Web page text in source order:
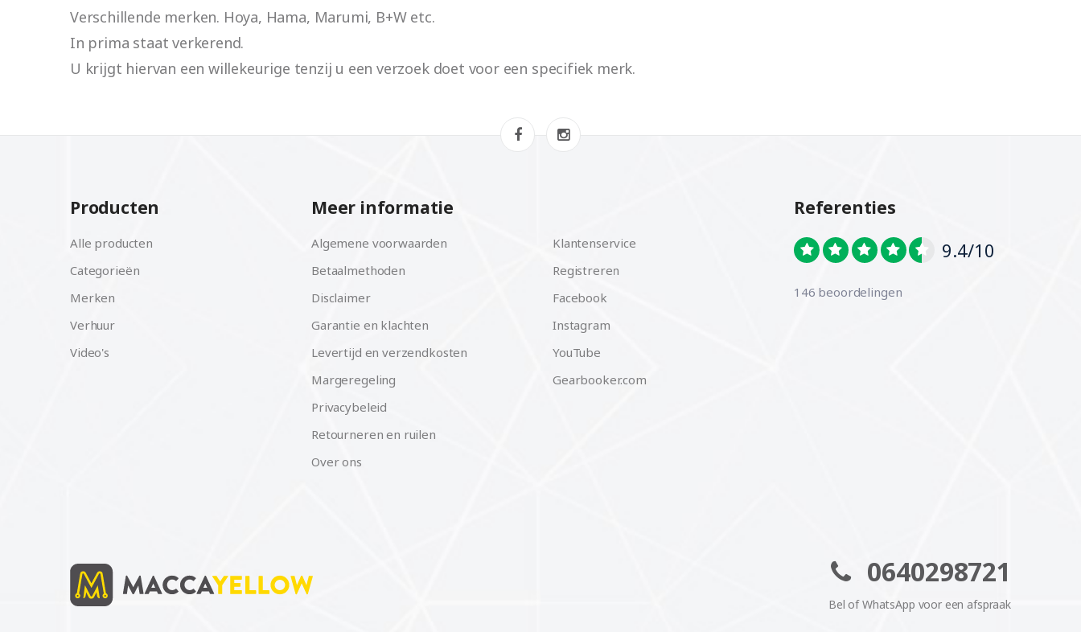
Verschillende merken. Hoya, Hama, Marumi, B+W etc.
In prima staat verkerend.
U krijgt hiervan een willekeurige tenzij u een verzoek doet voor een specifiek merk.
Producten
Alle producten
Categorieën
Merken
Verhuur
Video's
Meer informatie
Algemene voorwaarden
Betaalmethoden
Disclaimer
Garantie en klachten
Levertijd en verzendkosten
Margeregeling
Privacybeleid
Retourneren en ruilen
Over ons
Klantenservice
Registreren
Facebook
Instagram
YouTube
Gearbooker.com
Referenties
9.4/10
146 beoordelingen
0640298721
Bel of WhatsApp voor een afspraak